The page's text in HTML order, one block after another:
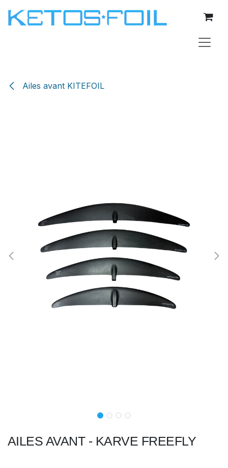
Ailes avant KITEFOIL
AILES AVANT - KARVE FREEFLY